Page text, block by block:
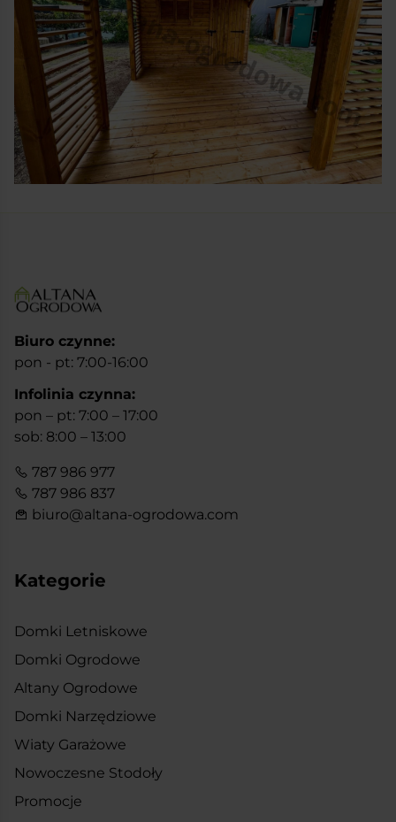
Biuro czynne:
pon - pt: 7:00-16:00
Infolinia czynna:
pon – pt: 7:00 – 17:00
sob: 8:00 – 13:00
787 986 977
787 986 837
biuro@altana-ogrodowa.com
Kategorie
Domki Letniskowe
Domki Ogrodowe
Altany Ogrodowe
Domki Narzędziowe
Wiaty Garażowe
Nowoczesne Stodoły
Promocje